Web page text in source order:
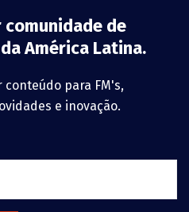
comunidade de
América Latina.
conteúdo para FM's,
e inovação.